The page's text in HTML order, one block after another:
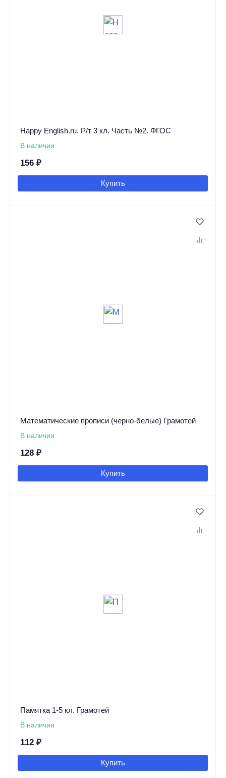
Happy English.ru. Р/т 3 кл. Часть №2. ФГОС
В наличии
156 ₽
Купить
Математические прописи (черно-белые) Грамотей
В наличии
128 ₽
Купить
Памятка 1-5 кл. Грамотей
В наличии
112 ₽
Купить